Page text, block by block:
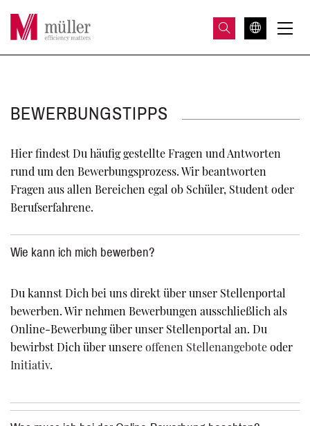
BEWERBUNGSTIPPS
Hier findest Du häufig gestellte Fragen und Antworten
rund um den Bewerbungsprozess. Wir beantworten
Fragen aus allen Bereichen egal ob Schüler, Student oder
Berufserfahrene.
Wie kann ich mich bewerben?
Du kannst Dich bei uns direkt über unser Stellenportal
bewerben. Wir nehmen Bewerbungen ausschließlich als
Online-Bewerbung über unser Stellenportal an. Du
bewirbst Dich über unsereoffenen Stellenangeboteoder
Initiativ.